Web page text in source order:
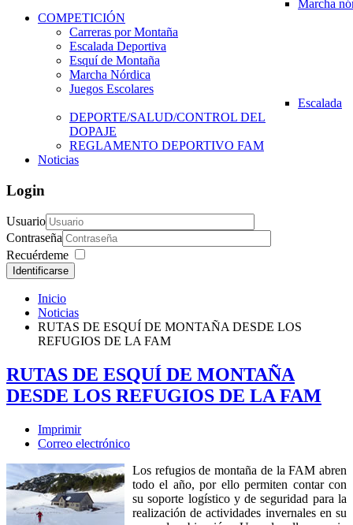
Marcha
COMPETICIÓN
Carreras por Montaña
Escalada Deportiva
Esquí de Montaña
Marcha Nórdica
Juegos Escolares
Escalada
DEPORTE/SALUD/CONTROL DEL
DOPAJE
REGLAMENTO DEPORTIVO FAM
Noticias
Login
Usuario
Contraseña
Recuérdeme
Identificarse
Inicio
Noticias
RUTAS DE ESQUÍ DE MONTAÑA DESDE LOS
REFUGIOS DE LA FAM
RUTAS DE ESQUÍ DE MONTAÑA
DESDE LOS REFUGIOS DE LA FAM
Imprimir
Correo electrónico
Los refugios de montaña de la FAM abren
todo el año, por ello permiten contar con
su soporte logístico y de seguridad para la
realización de actividades invernales en su